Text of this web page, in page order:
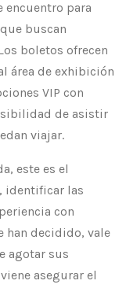
encuentro para
buscan
boletos ofrecen
área de exhibición
VIP con
de asistir
viajar.
este es el
identificar las
con
han decidido, vale
agotar sus
asegurar el